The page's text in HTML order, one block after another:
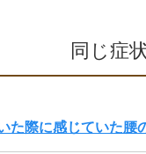
同じ症
た際に感じていた腰